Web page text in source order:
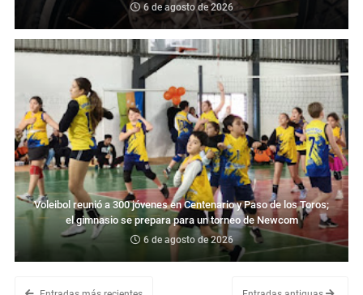
6 de agosto de 2026
Voleibol reunió a 300 jóvenes en Centenario y Paso de los Toros;
el gimnasio se prepara para un torneo de Newcom
6 de agosto de 2026